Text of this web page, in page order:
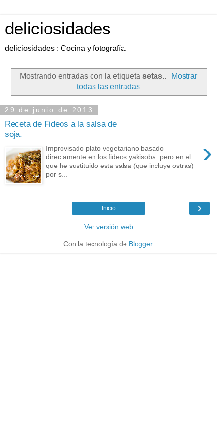
deliciosidades
deliciosidades : Cocina y fotografía.
Mostrando entradas con la etiquetasetas..
Mostrar
todas las entradas
29 de junio de 2013
Receta de Fideos a la salsa de
soja.
›
Improvisado plato vegetariano basado
directamente en los fideos yakisoba pero en el
que he sustituido esta salsa (que incluye ostras)
por s...
›
Inicio
Ver versión web
Con la tecnología de Blogger.